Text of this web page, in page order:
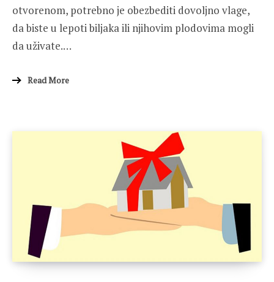
otvorenom, potrebno je obezbediti dovoljno vlage,
da biste u lepoti biljaka ili njihovim plodovima mogli
da uživate.…
Read More